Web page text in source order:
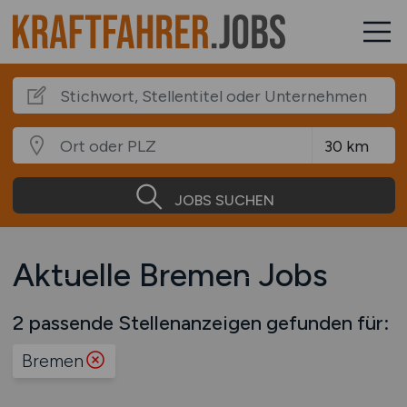
JOBS SUCHEN
Aktuelle Bremen Jobs
2 passende Stellenanzeigen gefunden für:
Bremen